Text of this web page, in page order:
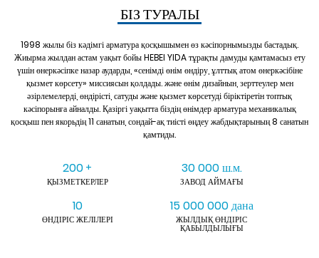
БІЗ ТУРАЛЫ
1998 жылы біз кәдімгі арматура қосқышымен өз кәсіпорнымызды бастадық.
Жиырма жылдан астам уақыт бойы HEBEI YIDA тұрақты дамуды қамтамасыз ету
үшін өнеркәсіпке назар аударды, «сенімді өнім өндіру, ұлттық атом өнеркәсібіне
қызмет көрсету» миссиясын қолдады. және өнім дизайнын, зерттеулер мен
әзірлемелерді, өндірісті, сатуды және қызмет көрсетуді біріктіретін топтық
кәсіпорынға айналды. Қазіргі уақытта біздің өнімдер арматура механикалық
қосқыш пен якорьдің 11 санатын, сондай-ақ тиісті өңдеу жабдықтарының 8 санатын
қамтиды.
200 +
ҚЫЗМЕТКЕРЛЕР
30 000 ш.м.
ЗАВОД АЙМАҒЫ
10
ӨНДІРІС ЖЕЛІЛЕРІ
15 000 000 дана
ЖЫЛДЫҚ ӨНДІРІС
ҚАБЫЛДЫЛЫҒЫ